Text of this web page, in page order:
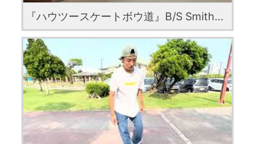
『ハウツースケートボウ道』B/S Smith Grind with Kizuku